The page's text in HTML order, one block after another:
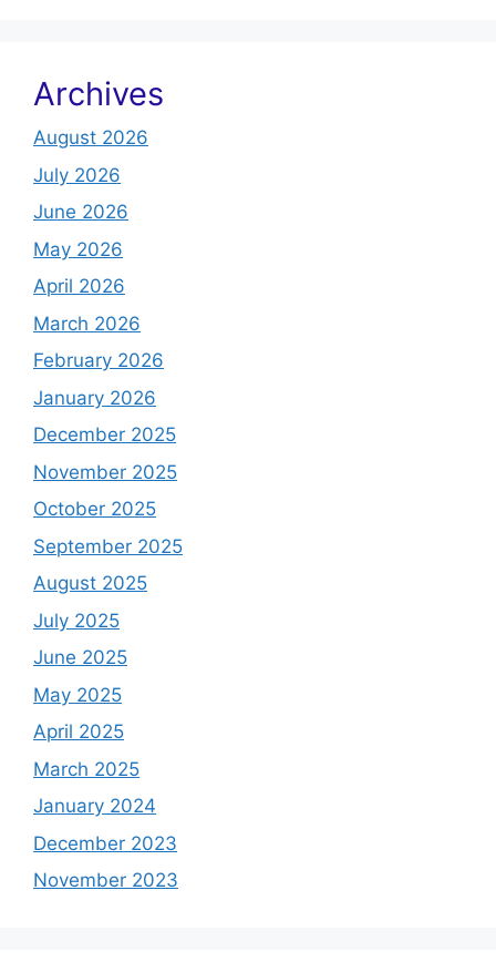
Archives
August 2026
July 2026
June 2026
May 2026
April 2026
March 2026
February 2026
January 2026
December 2025
November 2025
October 2025
September 2025
August 2025
July 2025
June 2025
May 2025
April 2025
March 2025
January 2024
December 2023
November 2023